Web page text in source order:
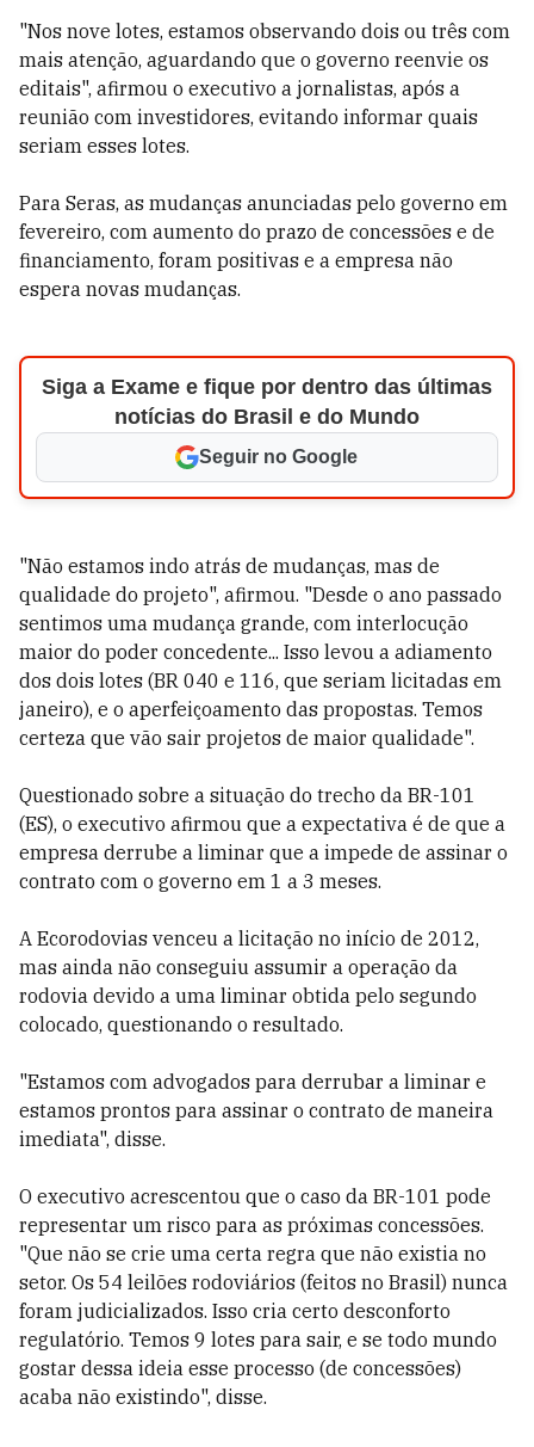
"Nos nove lotes, estamos observando dois ou três com
mais atenção, aguardando que o governo reenvie os
editais", afirmou o executivo a jornalistas, após a
reunião com investidores, evitando informar quais
seriam esses lotes.
Para Seras, as mudanças anunciadas pelo governo em
fevereiro, com aumento do prazo de concessões e de
financiamento, foram positivas e a empresa não
espera novas mudanças.
Siga a Exame e fique por dentro das últimas
notícias do Brasil e do Mundo
Seguir no Google
"Não estamos indo atrás de mudanças, mas de
qualidade do projeto", afirmou. "Desde o ano passado
sentimos uma mudança grande, com interlocução
maior do poder concedente... Isso levou a adiamento
dos dois lotes (BR 040 e 116, que seriam licitadas em
janeiro), e o aperfeiçoamento das propostas. Temos
certeza que vão sair projetos de maior qualidade".
Questionado sobre a situação do trecho da BR-101
(ES), o executivo afirmou que a expectativa é de que a
empresa derrube a liminar que a impede de assinar o
contrato com o governo em 1 a 3 meses.
A Ecorodovias venceu a licitação no início de 2012,
mas ainda não conseguiu assumir a operação da
rodovia devido a uma liminar obtida pelo segundo
colocado, questionando o resultado.
"Estamos com advogados para derrubar a liminar e
estamos prontos para assinar o contrato de maneira
imediata", disse.
O executivo acrescentou que o caso da BR-101 pode
representar um risco para as próximas concessões.
"Que não se crie uma certa regra que não existia no
setor. Os 54 leilões rodoviários (feitos no Brasil) nunca
foram judicializados. Isso cria certo desconforto
regulatório. Temos 9 lotes para sair, e se todo mundo
gostar dessa ideia esse processo (de concessões)
acaba não existindo", disse.